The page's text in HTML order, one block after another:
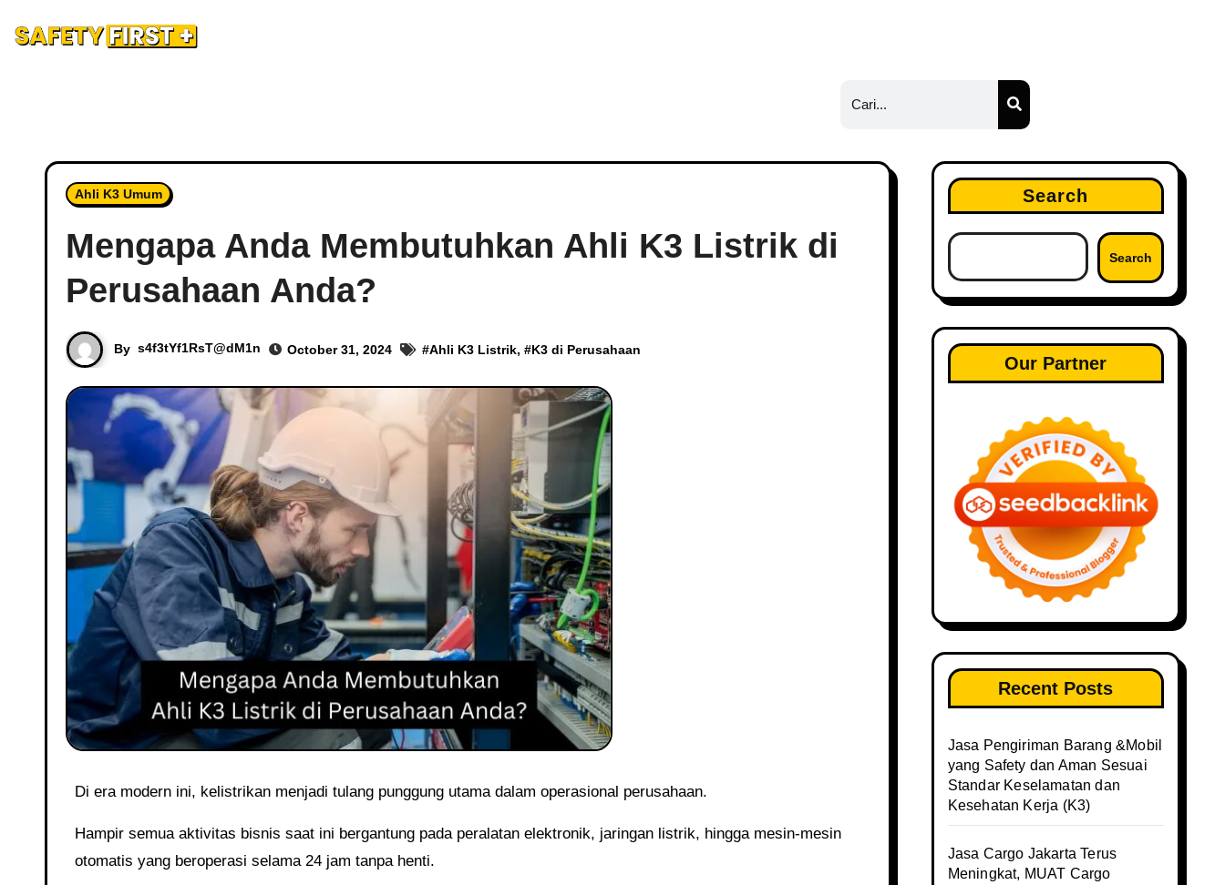
Ahli K3 Umum
Mengapa Anda Membutuhkan Ahli K3 Listrik di
Perusahaan Anda?
By s4f3tYf1RsT@dM1n October 31, 2024 #Ahli K3 Listrik, #K3 di Perusahaan
Di era modern ini, kelistrikan menjadi tulang punggung utama dalam operasional perusahaan.
Hampir semua aktivitas bisnis saat ini bergantung pada peralatan elektronik, jaringan listrik, hingga mesin-mesin
otomatis yang beroperasi selama 24 jam tanpa henti.
Search
Search
Our Partner
Recent Posts
Jasa Pengiriman Barang &Mobil
yang Safety dan Aman Sesuai
Standar Keselamatan dan
Kesehatan Kerja (K3)
Jasa Cargo Jakarta Terus
Meningkat, MUAT Cargo